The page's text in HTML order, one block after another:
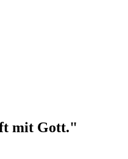
mit Gott."